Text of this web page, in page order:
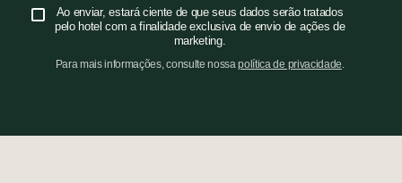
Ao enviar, estará ciente de que seus dados serão tratados
pelo hotel com a finalidade exclusiva de envio de ações de
marketing.
Para mais informações, consulte nossapolítica de privacidade.